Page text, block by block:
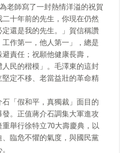
老師寫了一封熱情洋溢的祝賀
十年前的先生，你現在仍然
還是我的先生。」賀信稱讚
作第一，他人第一」，總是
責任；祝願他健康長壽，
人民的楷模」。毛澤東的這封
定不移、老當益壯的革命精
「假和平，真獨裁」面目的
。正值蔣介石調集大軍進攻
舉行徐特立70大壽慶典，以
臨危不懼的氣度，與國民黨